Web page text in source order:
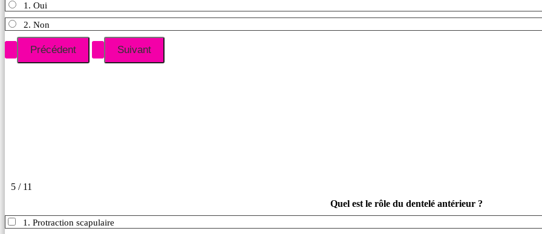
1. Oui
2. Non
5 / 11
Quel est le rôle du dentelé antérieur ?
1. Protraction scapulaire